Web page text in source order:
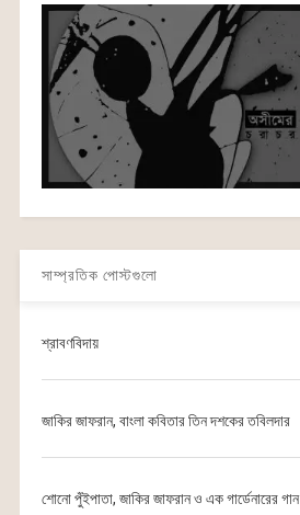
সাম্প্রতিক পোস্টগুলো
শ্রাবণবিদায়
জাকির জাফরান, বাংলা কবিতার তিন দশকের তবিলদার
শোনো পুঁইপাতা, জাকির জাফরান ও এক গার্ডেনারের গান